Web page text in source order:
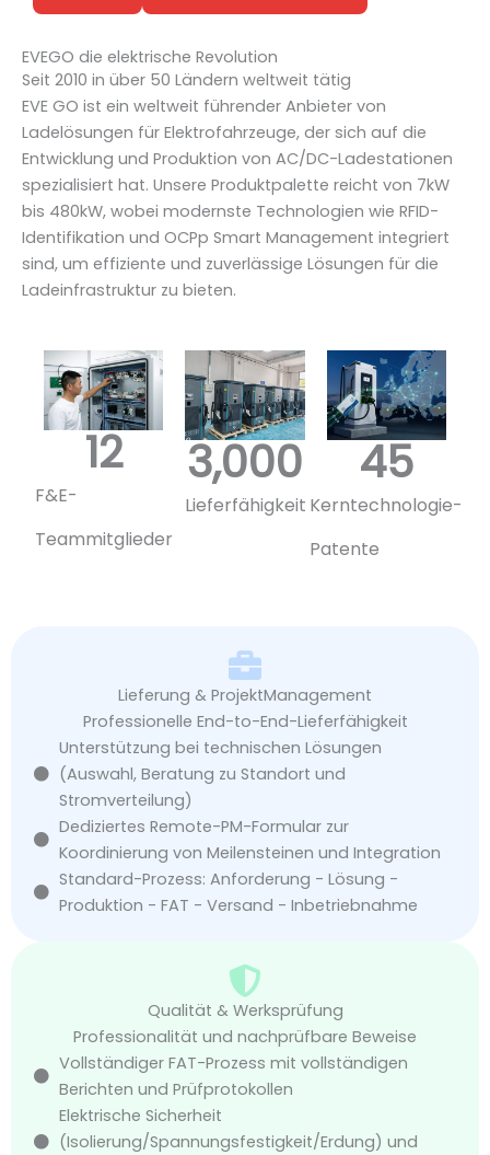
EVEGO die elektrische Revolution
Seit 2010 in über 50 Ländern weltweit tätig
EVE GO ist ein weltweit führender Anbieter von
Ladelösungen für Elektrofahrzeuge, der sich auf die
Entwicklung und Produktion von AC/DC-Ladestationen
spezialisiert hat. Unsere Produktpalette reicht von 7kW
bis 480kW, wobei modernste Technologien wie RFID-
Identifikation und OCPp Smart Management integriert
sind, um effiziente und zuverlässige Lösungen für die
Ladeinfrastruktur zu bieten.
F&E-
Teammitglieder
12
Lieferfähigkeit
3,000
Kerntechnologie-
Patente
45
Lieferung & ProjektManagement
Professionelle End-to-End-Lieferfähigkeit
Unterstützung bei technischen Lösungen
(Auswahl, Beratung zu Standort und
Stromverteilung)
Dediziertes Remote-PM-Formular zur
Koordinierung von Meilensteinen und Integration
Standard-Prozess: Anforderung - Lösung -
Produktion - FAT - Versand - Inbetriebnahme
Qualität & Werksprüfung
Professionalität und nachprüfbare Beweise
Vollständiger FAT-Prozess mit vollständigen
Berichten und Prüfprotokollen
Elektrische Sicherheit
(Isolierung/Spannungsfestigkeit/Erdung) und